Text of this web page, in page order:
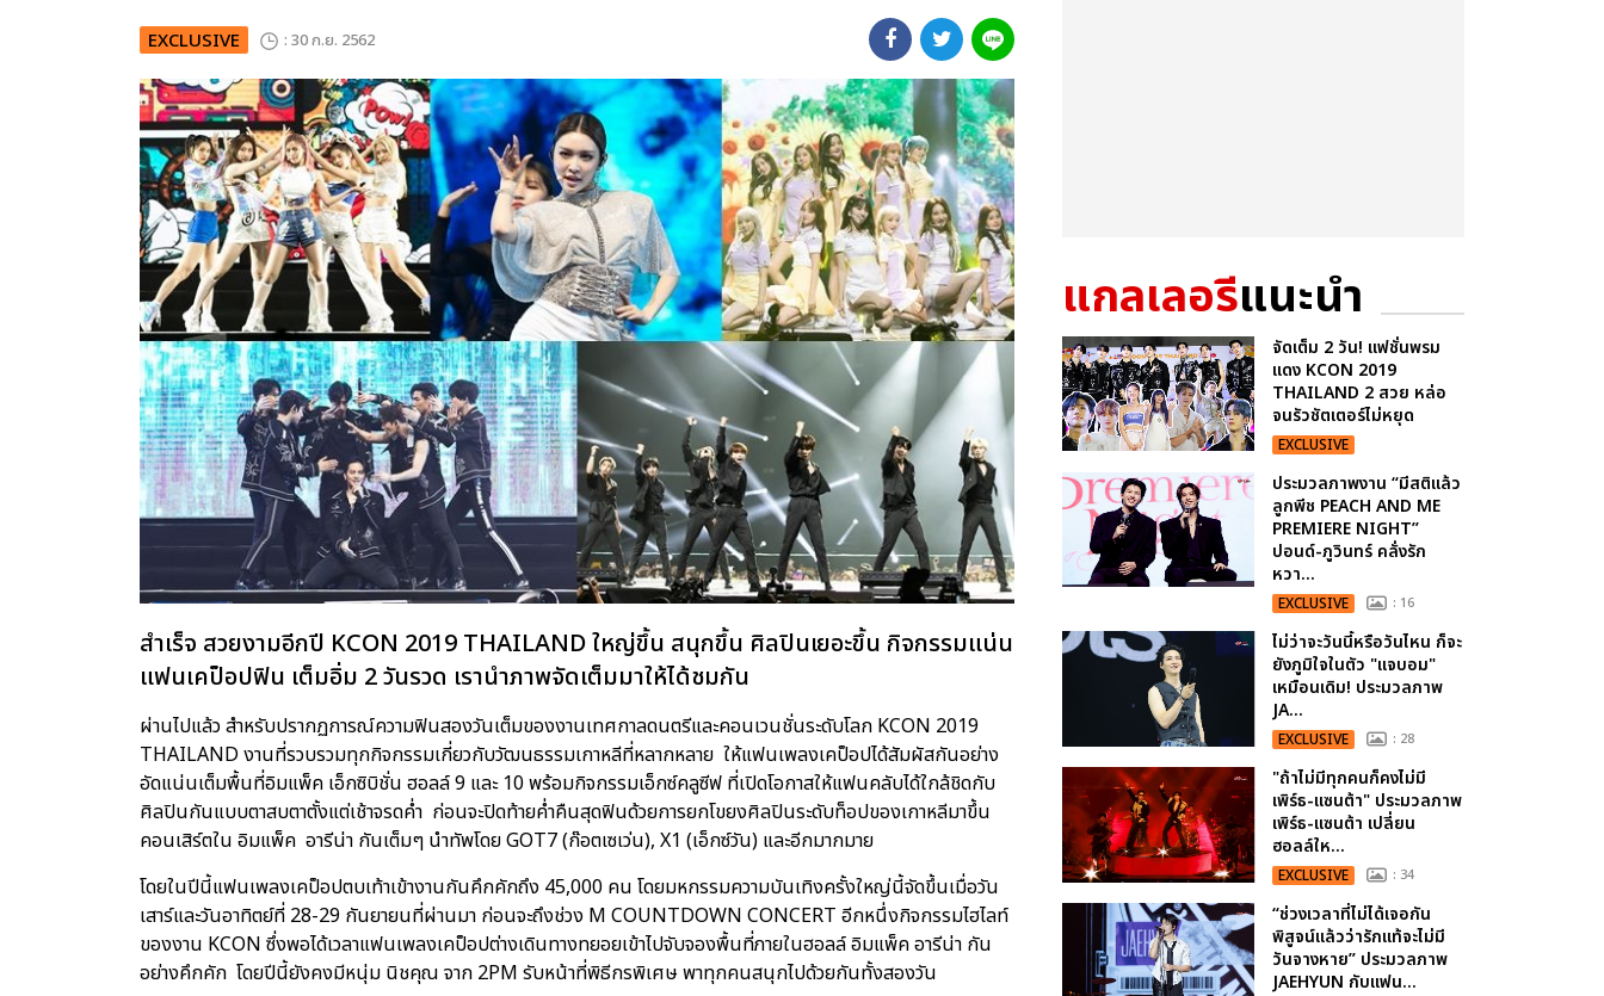
EXCLUSIVE : 30 ก.ย. 2562
สำเร็จ สวยงามอีกปี KCON 2019 THAILAND ใหญ่ขึ้น สนุกขึ้น ศิลปินเยอะขึ้น กิจกรรมแน่น
แฟนเคป็อปฟิน เต็มอิ่ม 2 วันรวด เรานำภาพจัดเต็มมาให้ได้ชมกัน
ผ่านไปแล้ว สำหรับปรากฏการณ์ความฟินสองวันเต็มของงานเทศกาลดนตรีและคอนเวนชั่นระดับโลก KCON 2019
THAILAND งานที่รวบรวมทุกกิจกรรมเกี่ยวกับวัฒนธรรมเกาหลีที่หลากหลาย ให้แฟนเพลงเคป็อปได้สัมผัสกันอย่าง
อัดแน่นเต็มพื้นที่อิมแพ็ค เอ็กซิบิชั่น ฮอลล์ 9 และ 10 พร้อมกิจกรรมเอ็กซ์คลูซีฟ ที่เปิดโอกาสให้แฟนคลับได้ใกล้ชิดกับ
ศิลปินกันแบบตาสบตาตั้งแต่เช้าจรดค่ำ ก่อนจะปิดท้ายค่ำคืนสุดฟินด้วยการยกโขยงศิลปินระดับท็อปของเกาหลีมาขึ้น
คอนเสิร์ตใน อิมแพ็ค อารีน่า กันเต็มๆ นำทัพโดย GOT7 (ก๊อตเซเว่น), X1 (เอ็กซ์วัน) และอีกมากมาย
โดยในปีนี้แฟนเพลงเคป็อปตบเท้าเข้างานกันคึกคักถึง 45,000 คน โดยมหกรรมความบันเทิงครั้งใหญ่นี้จัดขึ้นเมื่อวัน
เสาร์และวันอาทิตย์ที่ 28-29 กันยายนที่ผ่านมา ก่อนจะถึงช่วง M COUNTDOWN CONCERT อีกหนึ่งกิจกรรมไฮไลท์
ของงาน KCON ซึ่งพอได้เวลาแฟนเพลงเคป็อปต่างเดินทางทยอยเข้าไปจับจองพื้นที่ภายในฮอลล์ อิมแพ็ค อารีน่า กัน
อย่างคึกคัก โดยปีนี้ยังคงมีหนุ่ม นิชคุณ จาก 2PM รับหน้าที่พิธีกรพิเศษ พาทุกคนสนุกไปด้วยกันทั้งสองวัน
แกลเลอรีแนะนำ
จัดเต็ม 2 วัน! แฟชั่นพรม
แดง KCON 2019
THAILAND 2 สวย หล่อ
จนรัวชัตเตอร์ไม่หยุด
EXCLUSIVE
ประมวลภาพงาน “มีสติแล้ว
ลูกพีช PEACH AND ME
PREMIERE NIGHT”
ปอนด์-ภูวินทร์ คลั่งรัก
หวา...
EXCLUSIVE : 16
ไม่ว่าจะวันนี้หรือวันไหน ก็จะ
ยังภูมิใจในตัว "แจบอม"
เหมือนเดิม! ประมวลภาพ
JA...
EXCLUSIVE : 28
"ถ้าไม่มีทุกคนก็คงไม่มี
เพิร์ธ-แซนต้า" ประมวลภาพ
เพิร์ธ-แซนต้า เปลี่ยน
ฮอลล์ให...
EXCLUSIVE : 34
“ช่วงเวลาที่ไม่ได้เจอกัน
พิสูจน์แล้วว่ารักแท้จะไม่มี
วันจางหาย” ประมวลภาพ
JAEHYUN กับแฟน...